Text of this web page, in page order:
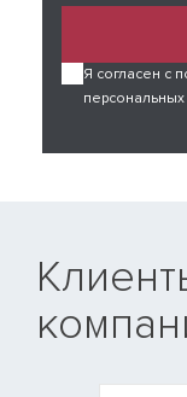
Я согласен с